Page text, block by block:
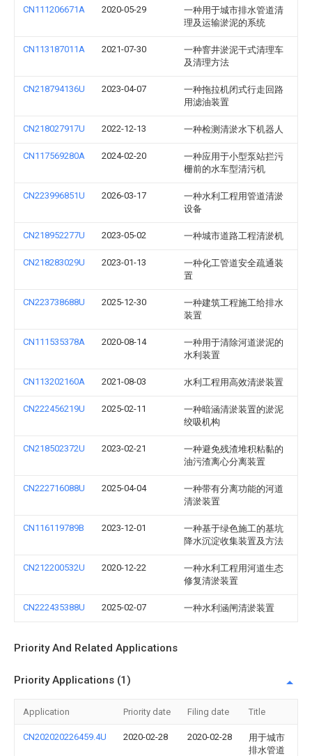
CN111206671A 2020-05-29
一种用于城市排水管道清
理及运输淤泥的系统
CN113187011A 2021-07-30
一种窨井淤泥干式清理车
及清理方法
CN218794136U 2023-04-07
一种拖拉机闭式行走回路
用滤油装置
CN218027917U 2022-12-13 一种检测清淤水下机器人
CN117569280A 2024-02-20
一种应用于小型泵站拦污
栅前的水车型清污机
CN223996851U 2026-03-17
一种水利工程用管道清淤
设备
CN218952277U 2023-05-02 一种城市道路工程清淤机
CN218283029U 2023-01-13
一种化工管道安全疏通装
置
CN223738688U 2025-12-30
一种建筑工程施工给排水
装置
CN111535378A 2020-08-14
一种用于清除河道淤泥的
水利装置
CN113202160A 2021-08-03 水利工程用高效清淤装置
CN222456219U 2025-02-11
一种暗涵清淤装置的淤泥
绞吸机构
CN218502372U 2023-02-21
一种避免残渣堆积粘黏的
油污渣离心分离装置
CN222716088U 2025-04-04
一种带有分离功能的河道
清淤装置
CN116119789B 2023-12-01
一种基于绿色施工的基坑
降水沉淀收集装置及方法
CN212200532U 2020-12-22
一种水利工程用河道生态
修复清淤装置
CN222435388U 2025-02-07 一种水利涵闸清淤装置
Priority And Related Applications
Priority Applications (1)
Application Priority date Filing date Title
CN202020226459.4U 2020-02-28 2020-02-28
用于城市
排水管道